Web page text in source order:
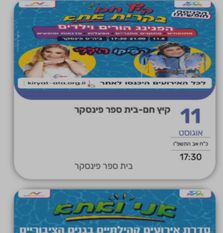
11
אוגוסט
כ"ח אב התשפ"ו
17:30
קיץ חם-בית ספר פינסקר
בית ספר פינסקר